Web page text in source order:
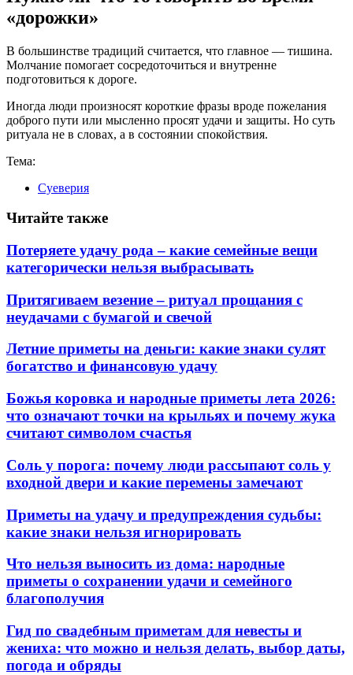
«дорожки»
В большинстве традиций считается, что главное — тишина.
Молчание помогает сосредоточиться и внутренне
подготовиться к дороге.
Иногда люди произносят короткие фразы вроде пожелания
доброго пути или мысленно просят удачи и защиты. Но суть
ритуала не в словах, а в состоянии спокойствия.
Тема:
Суеверия
Читайте также
Потеряете удачу рода – какие семейные вещи
категорически нельзя выбрасывать
Притягиваем везение – ритуал прощания с
неудачами с бумагой и свечой
Летние приметы на деньги: какие знаки сулят
богатство и финансовую удачу
Божья коровка и народные приметы лета 2026:
что означают точки на крыльях и почему жука
считают символом счастья
Соль у порога: почему люди рассыпают соль у
входной двери и какие перемены замечают
Приметы на удачу и предупреждения судьбы:
какие знаки нельзя игнорировать
Что нельзя выносить из дома: народные
приметы о сохранении удачи и семейного
благополучия
Гид по свадебным приметам для невесты и
жениха: что можно и нельзя делать, выбор даты,
погода и обряды